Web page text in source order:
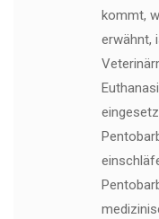
kommt,
erwähnt,